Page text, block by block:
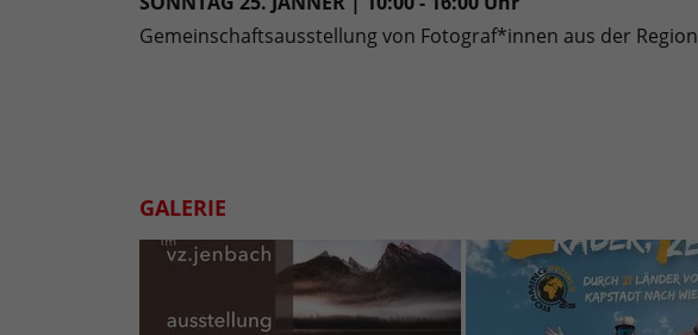
Gemeinschaftsausstellung von Fotograf*innen aus der Region
GALERIE